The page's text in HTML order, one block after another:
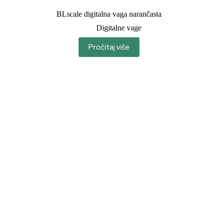
BLscale digitalna vaga narančasta
Digitalne vage
Pročitaj više